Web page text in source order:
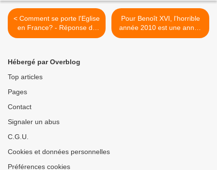
< Comment se porte l'Eglise
en France? - Réponse de
Jean-Baptiste Maillard - 4
Pour Benoît XVI, l'horrible
année 2010 est une année
de grâce >
Hébergé par Overblog
Top articles
Pages
Contact
Signaler un abus
C.G.U.
Cookies et données personnelles
Préférences cookies